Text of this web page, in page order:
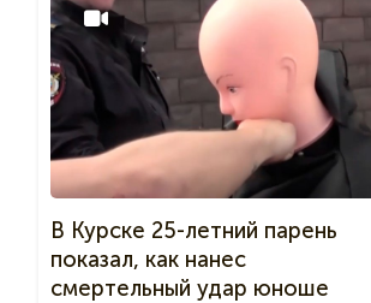
В Курске 25-летний парень
показал, как нанес
смертельный удар юноше